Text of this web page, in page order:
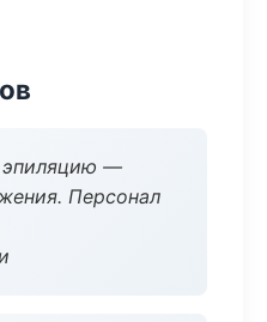
эпиляцию —
Персонал